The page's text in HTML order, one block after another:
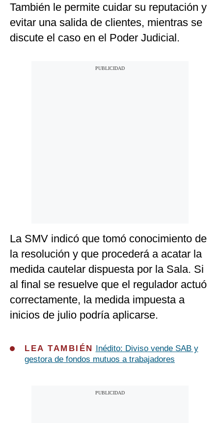
También le permite cuidar su reputación y
evitar una salida de clientes, mientras se
discute el caso en el Poder Judicial.
La SMV indicó que tomó conocimiento de
la resolución y que procederá a acatar la
medida cautelar dispuesta por la Sala. Si
al final se resuelve que el regulador actuó
correctamente, la medida impuesta a
inicios de julio podría aplicarse.
LEA TAMBIÉN
Inédito: Diviso vende SAB y
gestora de fondos mutuos a trabajadores